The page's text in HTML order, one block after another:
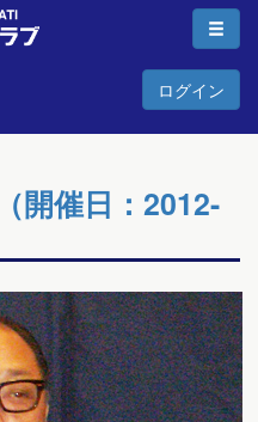
ログイン
開催日：2012-